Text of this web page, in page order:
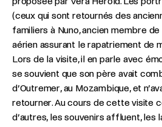
(ceux qui sont retournés des
familiers à Nuno, ancien membre
aérien assurant le rapatriement de
Lors de la visite, il en parle avec
se souvient que son père avait
d’Outremer, au Mozambique, et
retourner. Au cours de cette visite
d’autres, les souvenirs affluent, les